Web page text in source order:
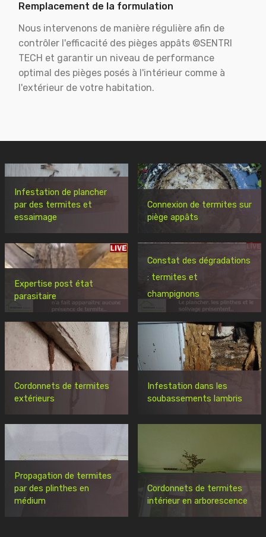
Remplacement de la formulation
Nous intervenons de manière régulière afin de
contrôler l'efficacité des pièges appâts ©SENTRI
TECH et garantir un niveau de performance
optimal des pièges posés à l'intérieur comme à
l'extérieur de votre habitation.
Infestation de plancher
par des termites et
essaimage
Connexion de termites sur
piège appâts
Expertise post état
parasitaire
Constat des dégradations
: termites et
champignons
Cordonnets de termites
extérieurs
Infestation dans les
soubassements lambris
Propagation de termites
par des plinthes en
médium
Cordonnets de termites
intérieur en arborescence